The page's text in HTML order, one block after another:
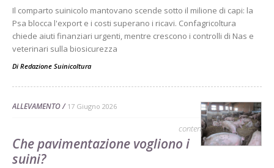
Il comparto suinicolo mantovano scende sotto il milione di capi: la
Psa blocca l'export e i costi superano i ricavi. Confagricoltura
chiede aiuti finanziari urgenti, mentre crescono i controlli di Nas e
veterinari sulla biosicurezza
Di Redazione Suinicoltura
ALLEVAMENTO 17 Giugno 2026
contenuto sponsorizzato
Che pavimentazione vogliono i
suini?